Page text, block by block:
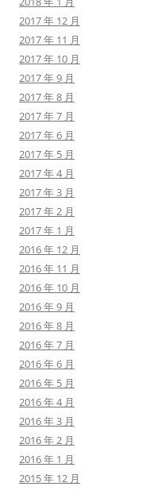
2017 年 12 月
2017 年 11 月
2017 年 10 月
2017 年 9 月
2017 年 8 月
2017 年 7 月
2017 年 6 月
2017 年 5 月
2017 年 4 月
2017 年 3 月
2017 年 2 月
2017 年 1 月
2016 年 12 月
2016 年 11 月
2016 年 10 月
2016 年 9 月
2016 年 8 月
2016 年 7 月
2016 年 6 月
2016 年 5 月
2016 年 4 月
2016 年 3 月
2016 年 2 月
2016 年 1 月
2015 年 12 月